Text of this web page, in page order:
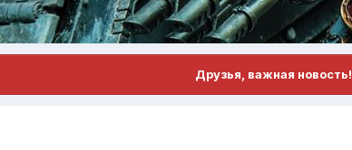
Друзья, важная новость!